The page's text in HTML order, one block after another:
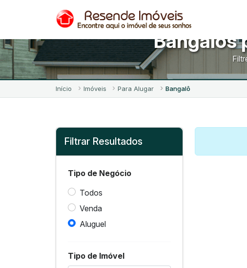
Bangalôs
Início Imóveis Para Alugar Bangalô
Filtrar Resultados
Tipo de Negócio
Todos
Venda
Aluguel
Tipo de Imóvel